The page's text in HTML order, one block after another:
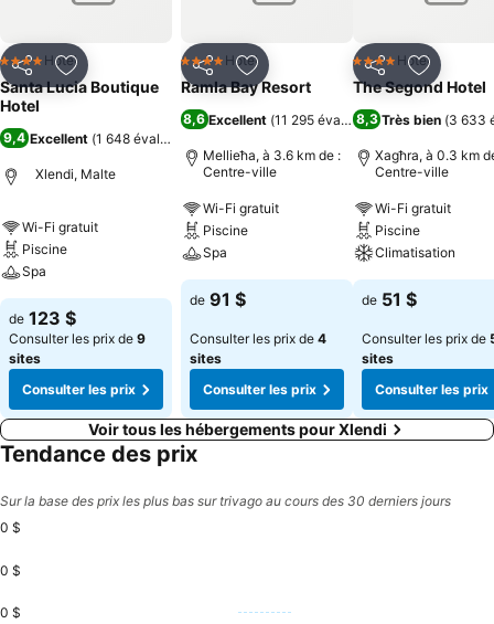
PartagerAjouter à mes favoris
4 ÉtoilesHotel
Santa Lucia Boutique
Hotel
9,4 Excellent (1 648 évaluations
Xlendi, Malte
Wi-Fi gratuit
Piscine
Spa
de 123 $
Consulter les prix de 9
sites
Consulter les prix
PartagerAjouter à mes favoris
4 ÉtoilesHotel
Ramla Bay Resort
8,6 Excellent (11 295 évaluations)
Mellieħa, à 3.6 km de :
Centre-ville
Wi-Fi gratuit
Piscine
Spa
de 91 $
Consulter les prix de 4
sites
Consulter les prix
PartagerAjouter
4 ÉtoilesHotel
The Segond Hotel
8,3 Très bien (3 633
Xagħra, à 0.3 km
Centre-ville
Wi-Fi gratuit
Piscine
Climatisation
de 51 $
Consulter les prix de
sites
Consulter les prix
Voir tous les hébergements pour Xlendi
Tendance des prix
Sur la base des prix les plus bas sur trivago au cours des 30 derniers jours
0 $
0 $
0 $